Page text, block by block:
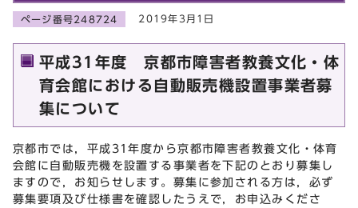
ページ番号248724 2019年3月1日
平成31年度 京都市障害者教養文化・体
育会館における自動販売機設置事業者募
集について
京都市では，平成31年度から京都市障害者教養文化・体育
会館に自動販売機を設置する事業者を下記のとおり募集し
ますので，お知らせします。募集に参加される方は，必ず
募集要項及び仕様書を確認したうえで，お申込みくださ